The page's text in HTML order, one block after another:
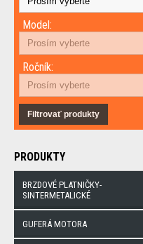
Model:
Ročník:
Filtrovať produkty
PRODUKTY
BRZDOVÉ PLATNIČKY-
SINTERMETALICKÉ
GUFERÁ MOTORA